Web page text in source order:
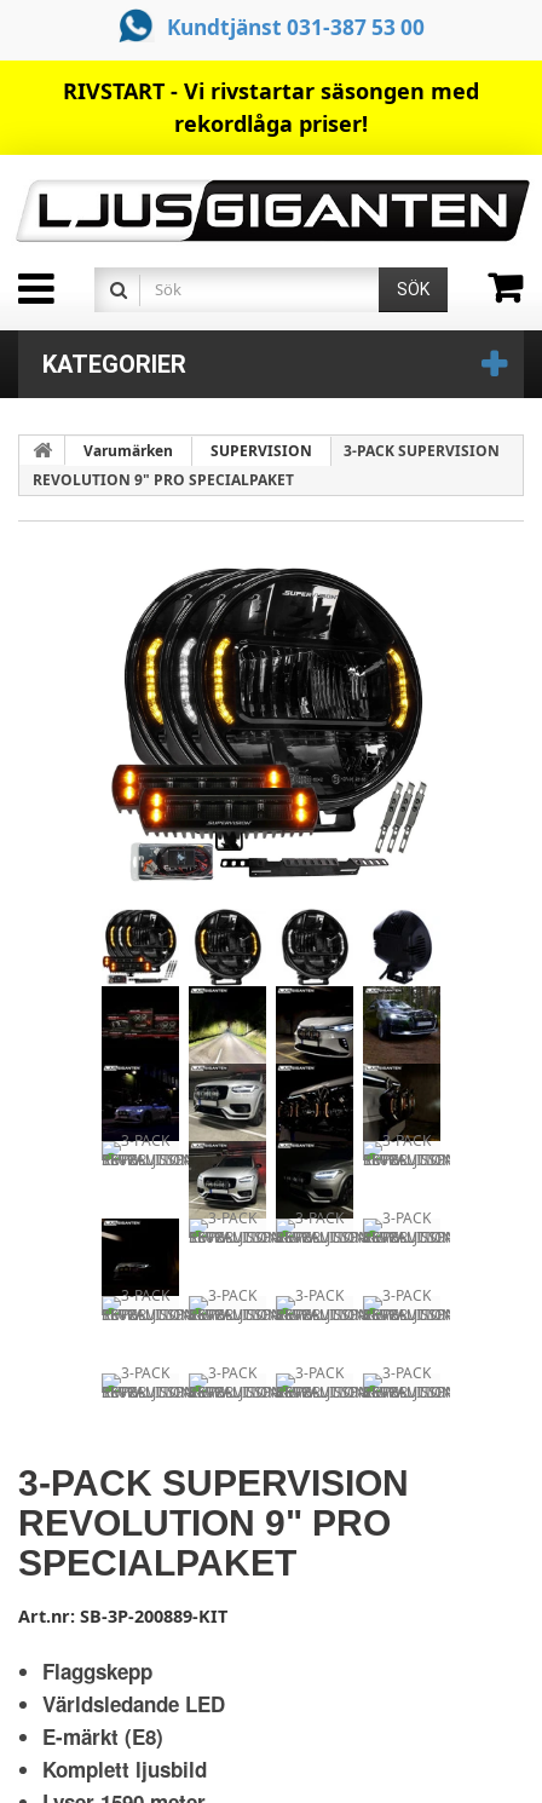
Kundtjänst 031-387 53 00
RIVSTART - Vi rivstartar säsongen med
rekordlåga priser!
SÖK
KATEGORIER
Varumärken SUPERVISION
3-PACK SUPERVISION
REVOLUTION 9" PRO SPECIALPAKET
3-PACK SUPERVISION
REVOLUTION 9" PRO
SPECIALPAKET
Art.nr: SB-3P-200889-KIT
Flaggskepp
Världsledande LED
E-märkt (E8)
Komplett ljusbild